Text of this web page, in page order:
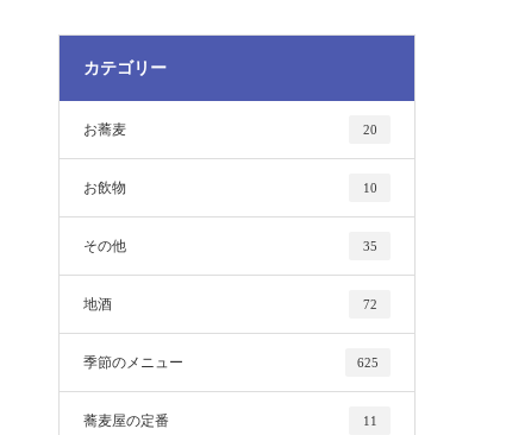
カテゴリー
お蕎麦 20
お飲物 10
その他 35
地酒 72
季節のメニュー 625
蕎麦屋の定番 11